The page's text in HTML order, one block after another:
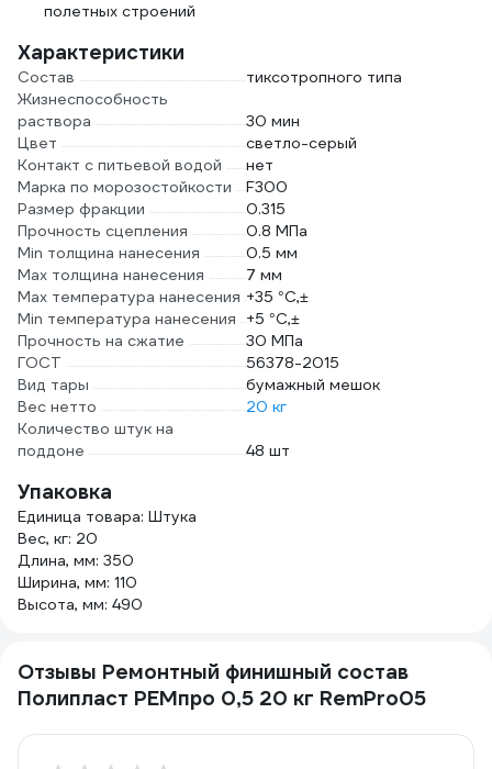
полетных строений
Характеристики
Состав
тиксотропного типа
Жизнеспособность
раствора
30 мин
Цвет
светло-серый
Контакт с питьевой водой
нет
Марка по морозостойкости
F300
Размер фракции
0.315
Прочность сцепления
0.8 МПа
Min толщина нанесения
0.5 мм
Max толщина нанесения
7 мм
Max температура нанесения +35 °C,±
Min температура нанесения
+5 °C,±
Прочность на сжатие
30 МПа
ГОСТ
56378-2015
Вид тары
бумажный мешок
Вес нетто
20 кг
Количество штук на
поддоне
48 шт
Упаковка
Единица товара: Штука
Вес, кг: 20
Длина, мм: 350
Ширина, мм: 110
Высота, мм: 490
Отзывы Ремонтный финишный состав
Полипласт РЕМпро 0,5 20 кг RemPro05